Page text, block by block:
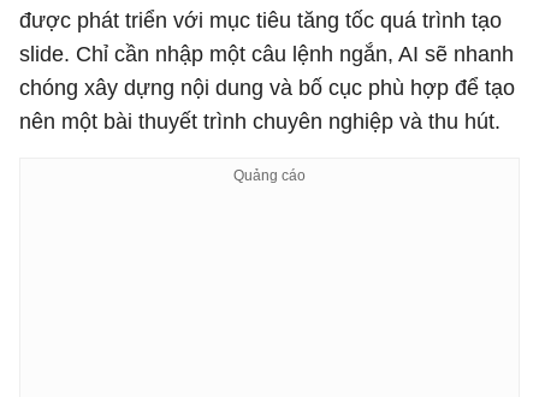
được phát triển với mục tiêu tăng tốc quá trình tạo
slide. Chỉ cần nhập một câu lệnh ngắn, AI sẽ nhanh
chóng xây dựng nội dung và bố cục phù hợp để tạo
nên một bài thuyết trình chuyên nghiệp và thu hút.